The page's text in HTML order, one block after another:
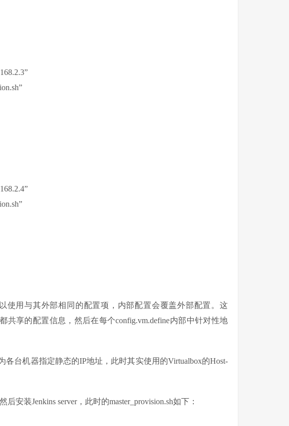
使用与其外部相同的配置项，内部配置会覆盖外部配置。这
享的配置信息，然后在每个config.vm.define内部中针对性地
各台机器指定静态的IP地址，此时其实使用的Virtualbox的Host-
安装Jenkins server，此时的master_provision.sh如下：